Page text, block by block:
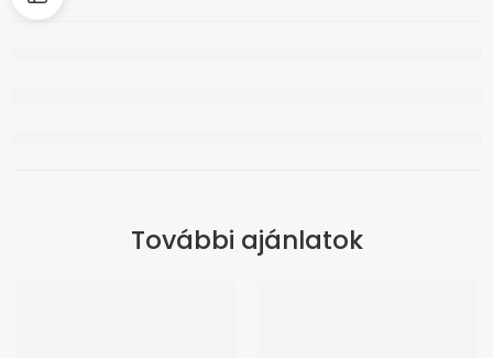
További ajánlatok